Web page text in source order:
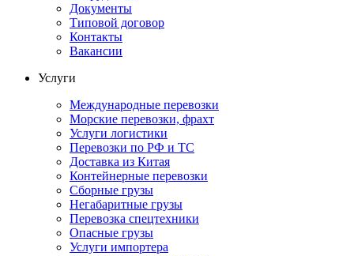
Документы
Типовой договор
Контакты
Вакансии
Услуги
Международные перевозки
Морские перевозки, фрахт
Услуги логистики
Перевозки по РФ и ТС
Доставка из Китая
Контейнерные перевозки
Сборные грузы
Негабаритные грузы
Перевозка спецтехники
Опасные грузы
Услуги импортера